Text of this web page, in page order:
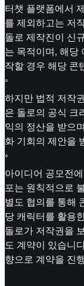
터챗 플랫폼에서
를 제외하고는 저
돌로 제작진이 신
는 목적이며, 해당
작할 경우 해당 콘
◦
하지만 법적 저작
은 돌로의 공식 크
익의 정산을 받으
화 기회의 제안을
◦
아이디어 공모전
포는 원칙적으로
별도 협의를 통해
당 캐릭터를 활용
돌로가 저작권을
도 계약이 있습니
향으로 계약을 진